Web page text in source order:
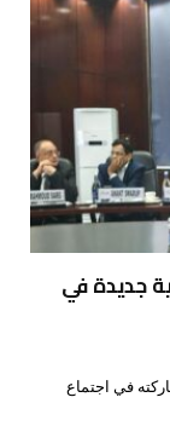
جديدة في
في اجتماع